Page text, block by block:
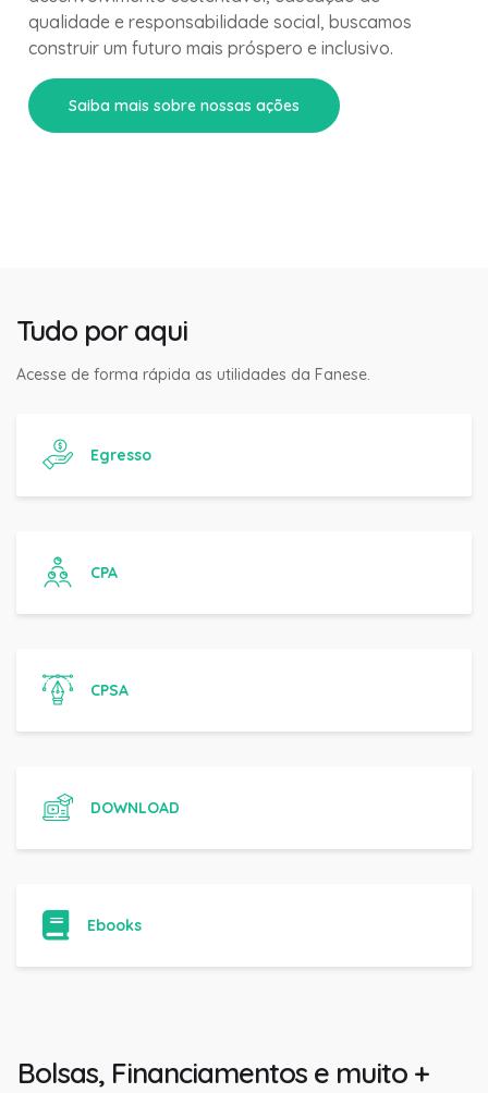
qualidade e responsabilidade social, buscamos
construir um futuro mais próspero e inclusivo.
Saiba mais sobre nossas ações
Tudo por aqui
Acesse de forma rápida as utilidades da Fanese.
Egresso
CPA
CPSA
DOWNLOAD
Ebooks
Bolsas, Financiamentos e muito +